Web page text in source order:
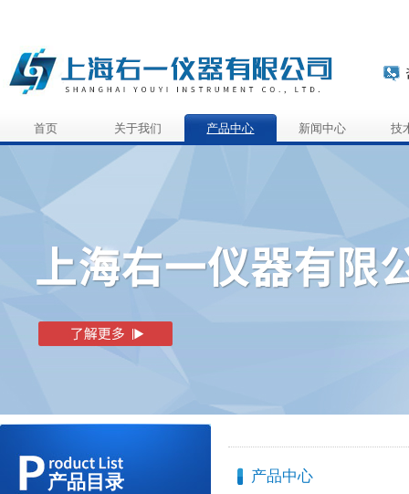
首页 关于我们 产品中心 新闻中心 技
产品目录 产品中心